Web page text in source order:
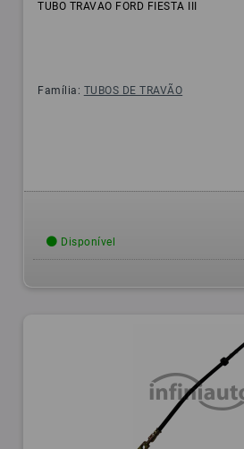
TUBO TRAVAO FORD FIESTA III
Família: TUBOS DE TRAVÃO
Disponível